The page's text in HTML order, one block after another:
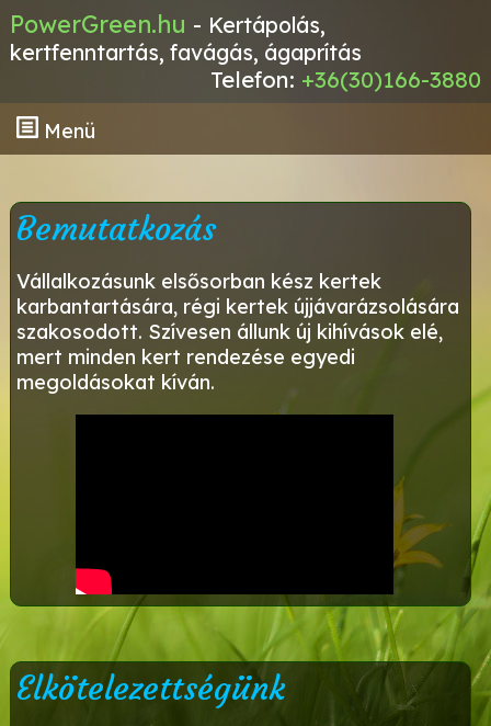
PowerGreen.hu - Kertápolás,
kertfenntartás, favágás, ágaprítás
Telefon: +36(30)166-3880
Menü
Bemutatkozás
Vállalkozásunk elsősorban kész kertek
karbantartására, régi kertek újjávarázsolására
szakosodott. Szívesen állunk új kihívások elé,
mert minden kert rendezése egyedi
megoldásokat kíván.
Elkötelezettségünk